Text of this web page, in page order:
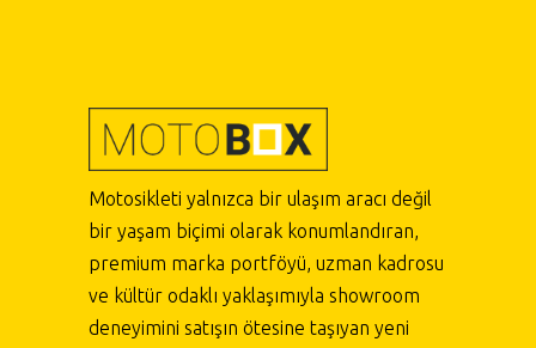
Motosikleti yalnızca bir ulaşım aracı değil
bir yaşam biçimi olarak konumlandıran,
premium marka portföyü, uzman kadrosu
ve kültür odaklı yaklaşımıyla showroom
deneyimini satışın ötesine taşıyan yeni